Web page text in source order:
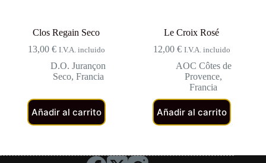
Clos Regain Seco
13,00 € I.V.A. incluido
D.O. Jurançon
Seco, Francia
Añadir al carrito
Le Croix Rosé
12,00 € I.V.A. incluido
AOC Côtes de
Provence,
Francia
Añadir al carrito